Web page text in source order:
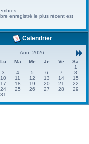
enregistré le plus récent est
Calendrier
Aou. 2026
Lu Ma Me Je Ve
Sa
1
3 4 5 6 7
8
10 11 12 13 14
15
17 18 19 20 21
22
24 25 26 27 28
29
31